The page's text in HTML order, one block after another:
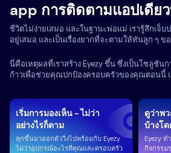
app การติดตามแอปเดีย
ชีวิตไม่ง่ายเสมอ และในฐานะพ่อแม่ เรารู้สึกเจ็
อยู่เสมอ และเป็นเรื่องยากที่จะตามให้ทันลูก ๆ ข
นี่คือเหตุผลที่เราสร้าง Eyezy ขึ้น ซึ่งเป็นโซลูชั
ก้าวเพื่อช่วยคุณปกป้องครอบครัวของคุณตอนนี้
เริ่มการมองเห็น - ไม่ว่า
อย่างไรก็ตาม
ลุกขึ้นมาออกตัววิ่งไปพร้อมกับ Eyezy
ไม่ว่าอุปกรณ์อะไรที่คุณและครอบครัว
ดูว่าพ
บ้างโ
Eyezy
กิจกรรม